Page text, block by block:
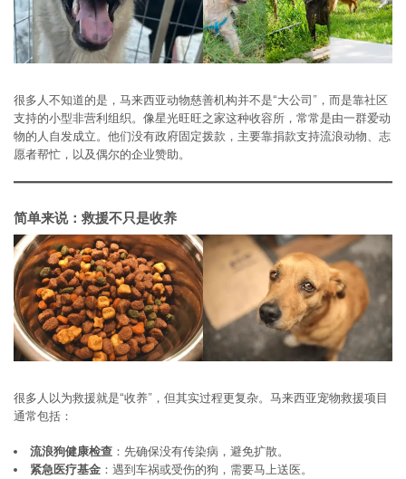
很多人不知道的是，马来西亚动物慈善机构并不是“大公司”，而是靠社区
支持的小型非营利组织。像星光旺旺之家这种收容所，常常是由一群爱动
物的人自发成立。他们没有政府固定拨款，主要靠捐款支持流浪动物、志
愿者帮忙，以及偶尔的企业赞助。
简单来说：救援不只是收养
很多人以为救援就是“收养”，但其实过程更复杂。马来西亚宠物救援项目
通常包括：
流浪狗健康检查 ：先确保没有传染病，避免扩散。
紧急医疗基金 ：遇到车祸或受伤的狗，需要马上送医。